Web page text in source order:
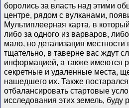
боролись за власть над этими
центре, рядом с вулканами,
Мультиплеерная карта, в
либо за одного из варваров,
мало, но детализация
тщательно, в таверне вас ждут
информацией, а также имеются
секретные и удаленные места,
нашедшего их. Также
отбалансировать стартовые
исследования этих земель,